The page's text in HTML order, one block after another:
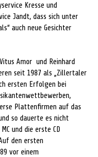
Kresse und
Jandt, dass sich unter
auch neue Gesichter
Amor  und Reinhard
seit 1987 als „Zillertaler
ersten Erfolgen bei
Plattenfirmen auf das
so dauerte es nicht
und die erste CD
den ersten
vor einem